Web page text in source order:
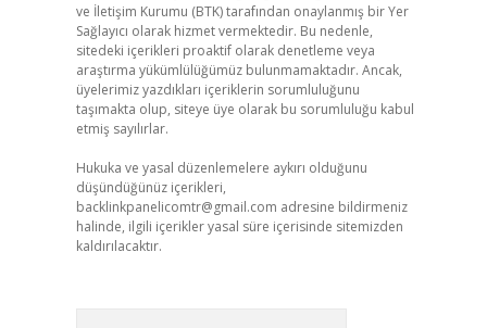
ve İletişim Kurumu (BTK) tarafından onaylanmış bir Yer
Sağlayıcı olarak hizmet vermektedir. Bu nedenle,
sitedeki içerikleri proaktif olarak denetleme veya
araştırma yükümlülüğümüz bulunmamaktadır. Ancak,
üyelerimiz yazdıkları içeriklerin sorumluluğunu
taşımakta olup, siteye üye olarak bu sorumluluğu kabul
etmiş sayılırlar.
Hukuka ve yasal düzenlemelere aykırı olduğunu
düşündüğünüz içerikleri,
backlinkpanelicomtr@gmail.com adresine bildirmeniz
halinde, ilgili içerikler yasal süre içerisinde sitemizden
kaldırılacaktır.